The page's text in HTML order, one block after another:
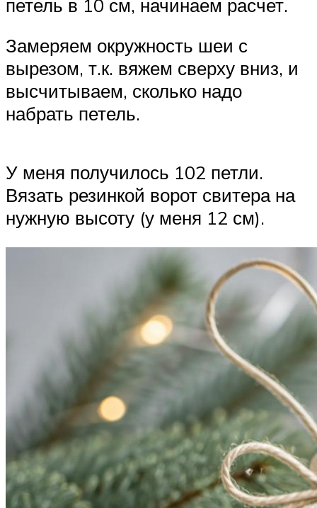
петель в 10 см, начинаем расчет.
Замеряем окружность шеи с
вырезом, т.к. вяжем сверху вниз, и
высчитываем, сколько надо
набрать петель.
У меня получилось 102 петли.
Вязать резинкой ворот свитера на
нужную высоту (у меня 12 см).